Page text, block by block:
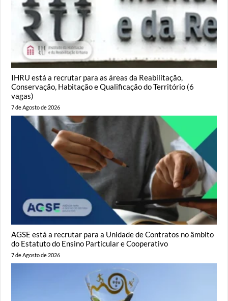
IHRU está a recrutar para as áreas da Reabilitação,
Conservação, Habitação e Qualificação do Território (6
vagas)
7 de Agosto de 2026
AGSE está a recrutar para a Unidade de Contratos no âmbito
do Estatuto do Ensino Particular e Cooperativo
7 de Agosto de 2026